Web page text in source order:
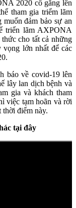
2020 cố gắng lên
tham gia triểm lãm
đảm bảo sự an
triển lãm AXPONA
cho tất cả những
lớn nhất để các
báo về covid-19 lên
lây lan dịch bệnh và
gia và khách tham
việc tạm hoãn và rời
thời điểm này.
tại đây